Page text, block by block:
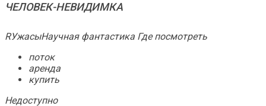
ЧЕЛОВЕК-НЕВИДИМКА
RУжасыНаучная фантастика Где посмотреть
поток
аренда
купить
Недоступно